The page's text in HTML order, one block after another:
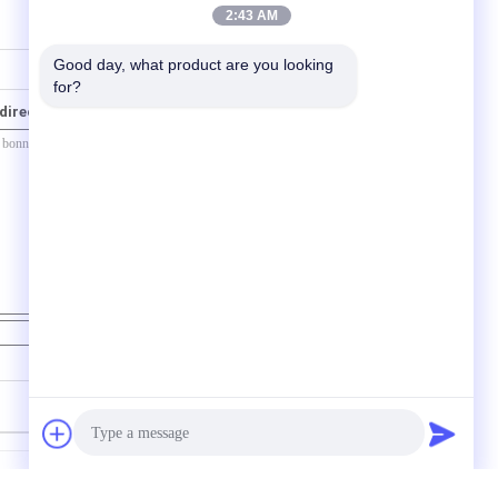
à nous
2:43 AM
Good day, what product are you looking
for?